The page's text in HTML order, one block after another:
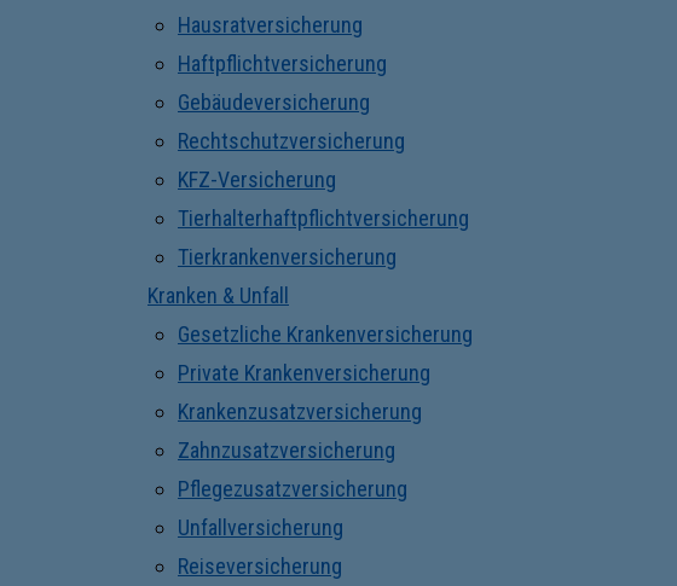
Hausratversicherung
Haftpflichtversicherung
Gebäudeversicherung
Rechtschutzversicherung
KFZ-Versicherung
Tierhalterhaftpflichtversicherung
Tierkrankenversicherung
Kranken & Unfall
Gesetzliche Krankenversicherung
Private Krankenversicherung
Krankenzusatzversicherung
Zahnzusatzversicherung
Pflegezusatzversicherung
Unfallversicherung
Reiseversicherung